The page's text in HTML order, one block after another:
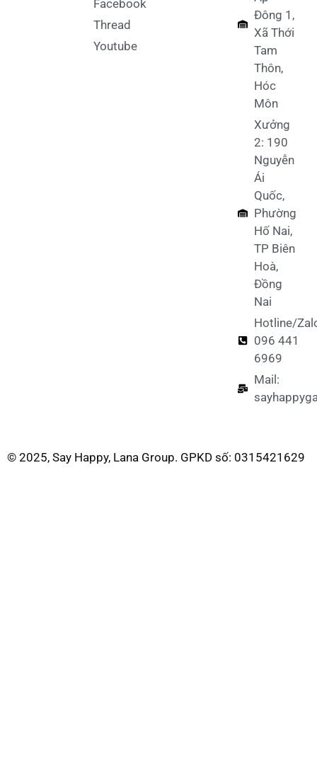
Facebook
Thread
Youtube
Đông 1,
Xã Thới
Tam
Thôn,
Hóc
Môn
Xưởng
2: 190
Nguyễn
Ái
Quốc,
Phường
Hố Nai,
TP Biên
Hoà,
Đồng
Nai
Hotline/
096 441
6969
Mail:
© 2025, Say Happy, Lana Group. GPKD số: 0315421629